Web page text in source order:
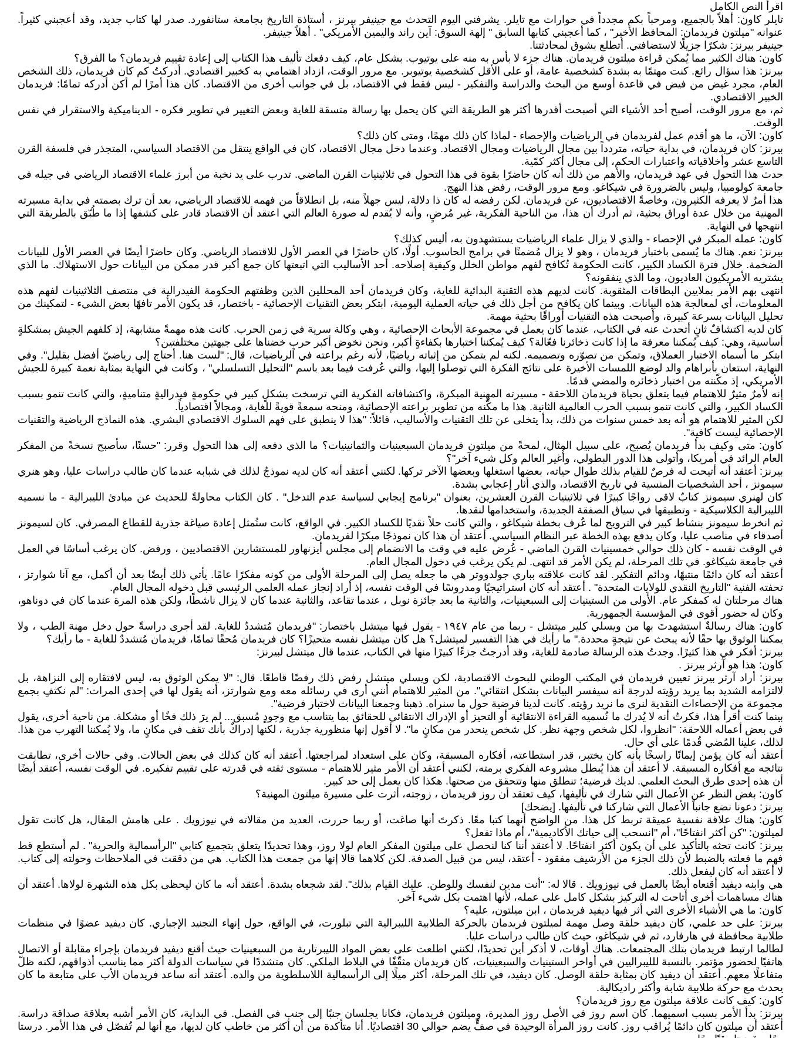
اقرأ النص الكامل
تايلر كاون: أهلاً بالجميع، ومرحباً بكم مجدداً في حوارات مع تايلر. يشرفني اليوم التحدث مع جينيفر بيرنز ، أستاذة التاريخ بجامعة ستانفورد. صدر لها كتاب جديد، وقد أعجبني كثيراً.
عنوانه "ميلتون فريدمان: المحافظ الأخير" ، كما أعجبني كتابها السابق " إلهة السوق: آين راند واليمين الأمريكي" . أهلاً جينيفر.
جينيفر بيرنز: شكرًا جزيلًا لاستضافتي. أتطلع بشوق لمحادثتنا.
كاون: هناك الكثير مما يُمكن قراءة ميلتون فريدمان. هناك جزء لا بأس به منه على يوتيوب. بشكل عام، كيف دفعك تأليف هذا الكتاب إلى إعادة تقييم فريدمان؟ ما الفرق؟
بيرنز: هذا سؤال رائع. كنت مهتمًا به بشدة كشخصية عامة، أو على الأقل كشخصية يوتيوبر. مع مرور الوقت، ازداد اهتمامي به كخبير اقتصادي. أدركتُ كم كان فريدمان، ذلك الشخص
العام، مجرد غيض من فيض في قاعدة أوسع من البحث والدراسة والتفكير - ليس فقط في الاقتصاد، بل في جوانب أخرى من الاقتصاد. كان هذا أمرًا لم أكن أدركه تمامًا: فريدمان
الخبير الاقتصادي.
ثم، مع مرور الوقت، أصبح أحد الأشياء التي أصبحت أقدرها أكثر هو الطريقة التي كان يحمل بها رسالة متسقة للغاية وبعض التغيير في تطوير فكره - الديناميكية والاستقرار في نفس
الوقت.
كاون: الآن، ما هو أقدم عمل لفريدمان في الرياضيات والإحصاء - لماذا كان ذلك مهمًا، ومتى كان ذلك؟
بيرنز: كان فريدمان، في بداية حياته، متردداً بين مجال الرياضيات ومجال الاقتصاد. وعندما دخل مجال الاقتصاد، كان في الواقع ينتقل من الاقتصاد السياسي، المتجذر في فلسفة القرن
التاسع عشر وأخلاقياته واعتبارات الحكم، إلى مجال أكثر كمّية.
حدث هذا التحول في عهد فريدمان، والأهم من ذلك أنه كان حاضرًا بقوة في هذا التحول في ثلاثينيات القرن الماضي. تدرب على يد نخبة من أبرز علماء الاقتصاد الرياضي في جيله في
جامعة كولومبيا، وليس بالضرورة في شيكاغو. ومع مرور الوقت، رفض هذا النهج.
هذا أمرٌ لا يعرفه الكثيرون، وخاصةً الاقتصاديون، عن فريدمان. لكن رفضه له كان ذا دلالة، ليس جهلاً منه، بل انطلاقاً من فهمه للاقتصاد الرياضي، بعد أن ترك بصمته في بداية مسيرته
المهنية من خلال عدة أوراق بحثية، ثم أدرك أن هذا، من الناحية الفكرية، غير مُرضٍ، وأنه لا يُقدم له صورة العالم التي اعتقد أن الاقتصاد قادر على كشفها إذا ما طُبّق بالطريقة التي
انتهجها في النهاية.
كاون: عمله المبكر في الإحصاء - والذي لا يزال علماء الرياضيات يستشهدون به، أليس كذلك؟
بيرنز: نعم. هناك ما يُسمى باختبار فريدمان ، وهو لا يزال مُضمنًا في برامج الحاسوب. أولًا، كان حاضرًا في العصر الأول للاقتصاد الرياضي. وكان حاضرًا أيضًا في العصر الأول للبيانات
الضخمة. خلال فترة الكساد الكبير، كانت الحكومة تُكافح لفهم مواطن الخلل وكيفية إصلاحه. أحد الأساليب التي اتبعتها كان جمع أكبر قدر ممكن من البيانات حول الاستهلاك. ما الذي
يشتريه الأمريكيون العاديون، وما الذي ينفقونه؟
انتهى بهم الأمر بملايين البطاقات المثقوبة. كانت لديهم هذه التقنية البدائية للغاية، وكان فريدمان أحد المحللين الذين وظفتهم الحكومة الفيدرالية في منتصف الثلاثينيات لفهم هذه
المعلومات، أي لمعالجة هذه البيانات. وبينما كان يكافح من أجل ذلك في حياته العملية اليومية، ابتكر بعض التقنيات الإحصائية - باختصار، قد يكون الأمر تافهًا بعض الشيء - لتمكينك من
تحليل البيانات بسرعة كبيرة، وأصبحت هذه التقنيات أوراقًا بحثية مهمة.
كان لديه اكتشافٌ ثانٍ أتحدث عنه في الكتاب، عندما كان يعمل في مجموعة الأبحاث الإحصائية ، وهي وكالة سرية في زمن الحرب. كانت هذه مهمةً مشابهة، إذ كلفهم الجيش بمشكلةٍ
أساسية، وهي: كيف يُمكننا معرفة ما إذا كانت ذخائرنا فعّالة؟ كيف يُمكننا اختبارها بكفاءةٍ أكبر، ونحن نخوض أكبر حربٍ خضناها على جبهتين مختلفتين؟
ابتكر ما أسماه الاختبار العملاق، وتمكن من تصوّره وتصميمه. لكنه لم يتمكن من إثباته رياضيًا، لأنه رغم براعته في الرياضيات، قال: "لست هنا. أحتاج إلى رياضيّ أفضل بقليل". وفي
النهاية، استعان بأبراهام والد لوضع اللمسات الأخيرة على نتائج الفكرة التي توصلوا إليها، والتي عُرفت فيما بعد باسم "التحليل التسلسلي" ، وكانت في النهاية بمثابة نعمة كبيرة للجيش
الأمريكي، إذ مكّنته من اختبار ذخائره والمضي قدمًا.
إنه لأمرٌ مثيرٌ للاهتمام فيما يتعلق بحياة فريدمان اللاحقة - مسيرته المهنية المبكرة، واكتشافاته الفكرية التي ترسخت بشكلٍ كبير في حكومةٍ فيدراليةٍ متناميةٍ، والتي كانت تنمو بسبب
الكساد الكبير، والتي كانت تنمو بسبب الحرب العالمية الثانية. هذا ما مكّنه من تطوير براعته الإحصائية، ومنحه سمعةً قويةً للغاية، ومجالاً اقتصادياً.
لكن المثير للاهتمام هو أنه بعد خمس سنوات من ذلك، بدأ يتخلى عن تلك التقنيات والأساليب، قائلاً: "هذا لا ينطبق على فهم السلوك الاقتصادي البشري. هذه النماذج الرياضية والتقنيات
الإحصائية ليست كافية".
كاون: متى وكيف بدأ فريدمان يُصبح، على سبيل المثال، لمحةً من ميلتون فريدمان السبعينيات والثمانينيات؟ ما الذي دفعه إلى هذا التحول وقرر: "حسنًا، سأصبح نسخةً من المفكر
العام الرائد في أمريكا، وأتولى هذا الدور البطولي، وأُغير العالم وكل شيء آخر"؟
بيرنز: أعتقد أنه أتيحت له فرصٌ للقيام بذلك طوال حياته، بعضها استغلها وبعضها الآخر تركها. لكنني أعتقد أنه كان لديه نموذجٌ لذلك في شبابه عندما كان طالب دراسات عليا، وهو هنري
سيمونز ، أحد الشخصيات المنسية في تاريخ الاقتصاد، والذي أثار إعجابي بشدة.
كان لهنري سيمونز كتابٌ لاقى رواجًا كبيرًا في ثلاثينيات القرن العشرين، بعنوان "برنامج إيجابي لسياسة عدم التدخل" . كان الكتاب محاولةً للحديث عن مبادئ الليبرالية - ما نسميه
الليبرالية الكلاسيكية - وتطبيقها في سياق الصفقة الجديدة، واستخدامها لنقدها.
ثم انخرط سيمونز بنشاط كبير في الترويج لما عُرف بخطة شيكاغو ، والتي كانت حلاً نقديًا للكساد الكبير. في الواقع، كانت ستُمثل إعادة صياغة جذرية للقطاع المصرفي. كان لسيمونز
أصدقاء في مناصب عليا، وكان يدفع بهذه الخطة عبر النظام السياسي. أعتقد أن هذا كان نموذجًا مبكرًا لفريدمان.
في الوقت نفسه - كان ذلك حوالي خمسينيات القرن الماضي - عُرض عليه في وقت ما الانضمام إلى مجلس أيزنهاور للمستشارين الاقتصاديين ، ورفض. كان يرغب أساسًا في العمل
في جامعة شيكاغو. في تلك المرحلة، لم يكن الأمر قد انتهى. لم يكن يرغب في دخول المجال العام.
أعتقد أنه كان دائمًا منتبهًا، ودائم التفكير. لقد كانت علاقته بباري جولدووتر هي ما جعله يصل إلى المرحلة الأولى من كونه مفكرًا عامًا. يأتي ذلك أيضًا بعد أن أكمل، مع آنا شوارتز ،
تحفته الفنية "التاريخ النقدي للولايات المتحدة" . أعتقد أنه كان استراتيجيًا ومدروسًا في الوقت نفسه، إذ أراد إنجاز عمله العلمي الرئيسي قبل دخوله المجال العام.
هناك مرحلتان له كمفكر عام. الأولى من الستينيات إلى السبعينيات، والثانية ما بعد جائزة نوبل ، عندما تقاعد، والثانية عندما كان لا يزال ناشطًا، ولكن هذه المرة عندما كان في دوناهو،
وكان له حضور أقوى في المؤسسة الجمهورية.
كاون: هناك رسالةٌ استشهدتَ بها من ويسلي كلير ميتشل - ربما من عام ١٩٤٧ - يقول فيها ميتشل باختصار: "فريدمان مُتشددٌ للغاية. لقد أجرى دراسةً حول دخل مهنة الطب ، ولا
يمكننا الوثوق بها حقًا لأنه يبحث عن نتيجةٍ محددة." ما رأيك في هذا التفسير لميتشل؟ هل كان ميتشل نفسه متحيزًا؟ كان فريدمان مُحقًا تمامًا، فريدمان مُتشددٌ للغاية - ما رأيك؟
بيرنز: أفكر في هذا كثيرًا. وجدتُ هذه الرسالة صادمة للغاية، وقد أدرجتُ جزءًا كبيرًا منها في الكتاب، عندما قال ميتشل لبيرنز:
كاون: هذا هو آرثر بيرنز .
بيرنز: أراد آرثر بيرنز تعيين فريدمان في المكتب الوطني للبحوث الاقتصادية، لكن ويسلي ميتشل رفض ذلك رفضًا قاطعًا. قال: "لا يمكن الوثوق به، ليس لافتقاره إلى النزاهة، بل
لالتزامه الشديد بما يريد رؤيته لدرجة أنه سيفسر البيانات بشكل انتقائي". من المثير للاهتمام أنني أرى في رسائله معه ومع شوارتز، أنه يقول لها في إحدى المرات: "لم نكتفِ بجمع
مجموعة من الإحصاءات النقدية لنرى ما نريد رؤيته. كانت لدينا فرضية حول ما سنراه. ذهبنا وجمعنا البيانات لاختبار فرضية".
بينما كنت أقرأ هذا، فكرتُ أنه لا يُدرك ما نُسميه القراءة الانتقائية أو التحيز أو الإدراك الانتقائي للحقائق بما يتناسب مع وجودٍ مُسبق... لم يرَ ذلك فخًا أو مشكلة. من ناحية أخرى، يقول
في بعض أعماله اللاحقة: "انظروا، لكل شخص وجهة نظر. كل شخص ينحدر من مكانٍ ما". لا أقول إنها منظورية جذرية ، لكنها إدراكٌ بأنك تقف في مكانٍ ما، ولا يُمكننا التهرب من هذا.
لذلك، علينا المُضي قُدمًا على أي حال.
أعتقد أنه كان يؤمن إيمانًا راسخًا بأنه كان يختبر، قدر استطاعته، أفكاره المسبقة، وكان على استعداد لمراجعتها. أعتقد أنه كان كذلك في بعض الحالات. وفي حالات أخرى، تطابقت
نتائجه مع أفكاره المسبقة. لا أعتقد أن هذا يُبطل مشروعه الفكري برمته، لكنني أعتقد أن الأمر مثير للاهتمام - مستوى ثقته في قدرته على تقييم تفكيره. في الوقت نفسه، أعتقد أيضًا
أن هذه إحدى طرق البحث العلمي. لديك فرضية؛ تنطلق منها وتتحقق من صحتها. هكذا كان يعمل إلى حد كبير.
كاون: بغض النظر عن الأعمال التي شارك في تأليفها، كيف تعتقد أن روز فريدمان ، زوجته، أثرت على مسيرة ميلتون المهنية؟
بيرنز: دعونا نضع جانباً الأعمال التي شاركنا في تأليفها. [يضحك]
كاون: هناك علاقة نفسية عميقة تربط كل هذا. من الواضح أنهما كتبا معًا. ذكرتَ أنها صاغت، أو ربما حررت، العديد من مقالاته في نيوزويك . على هامش المقال، هل كانت تقول
لميلتون: "كن أكثر انفتاحًا"، أم "انسحب إلى حياتك الأكاديمية"، أم ماذا تفعل؟
بيرنز: كانت تحثه بالتأكيد على أن يكون أكثر انفتاحًا. لا أعتقد أننا كنا لنحصل على ميلتون المفكر العام لولا روز، وهذا تحديدًا يتعلق بتجميع كتابي "الرأسمالية والحرية" . لم أستطع قط
فهم ما فعلته بالضبط لأن ذلك الجزء من الأرشيف مفقود - أعتقد، ليس من قبيل الصدفة. لكن كلاهما قالا إنها من جمعت هذا الكتاب. هي من دققت في الملاحظات وحولته إلى كتاب.
لا أعتقد أنه كان ليفعل ذلك.
هي وابنه ديفيد أقنعاه أيضًا بالعمل في نيوزويك . قالا له: "أنت مدين لنفسك وللوطن. عليك القيام بذلك". لقد شجعاه بشدة. أعتقد أنه ما كان ليحظى بكل هذه الشهرة لولاها. أعتقد أن
هناك مساهمات أخرى أتاحت له التركيز بشكل كامل على عمله، لأنها اهتمت بكل شيء آخر.
كاون: ما هي الأشياء الأخرى التي أثر فيها ديفيد فريدمان ، ابن ميلتون، عليه؟
بيرنز: على حد علمي، كان ديفيد حلقة وصل مهمة لميلتون فريدمان بالحركة الطلابية الليبرالية التي تبلورت، في الواقع، حول إنهاء التجنيد الإجباري. كان ديفيد عضوًا في منظمات
طلابية محافظة في هارفارد، ثم في شيكاغو، حيث كان طالب دراسات عليا.
لطالما ارتبط فريدمان بتلك المجتمعات. هناك أوقات، لا أذكر أين تحديدًا، لكنني اطلعت على بعض المواد الليبرتارية من السبعينيات حيث أقنع ديفيد فريدمان بإجراء مقابلة أو الاتصال
هاتفيًا لحضور مؤتمر. بالنسبة للليبراليين في أواخر الستينيات والسبعينيات، كان فريدمان مثقّفًا في البلاط الملكي. كان متشددًا في سياسات الدولة أكثر مما يناسب أذواقهم، لكنه ظلّ
متفاعلًا معهم. أعتقد أن ديفيد كان بمثابة حلقة الوصل. كان ديفيد، في تلك المرحلة، أكثر ميلًا إلى الرأسمالية اللاسلطوية من والده. أعتقد أنه ساعد فريدمان الأب على متابعة ما كان
يحدث مع حركة طلابية شابة وأكثر راديكالية.
كاون: كيف كانت علاقة ميلتون مع روز فريدمان؟
بيرنز: بدأ الأمر بسبب اسميهما. كان اسم روز في الأصل روز المديرة، وميلتون فريدمان، فكانا يجلسان جنبًا إلى جنب في الفصل. في البداية، كان الأمر أشبه بعلاقة صداقة دراسة.
أعتقد أن ميلتون كان دائمًا يُراقب روز. كانت روز المرأة الوحيدة في صفٍّ يضم حوالي 30 اقتصاديًا. أنا متأكدة من أن أكثر من خاطب كان لديها، مع أنها لم تُفصّل في هذا الأمر. درستا